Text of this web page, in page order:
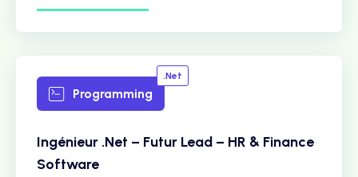
Programming
.Net
Ingénieur .Net – Futur Lead – HR & Finance
Software